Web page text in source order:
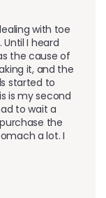
with toe
I heard
the cause of
it, and the
started to
is my second
to wait a
the
a lot. I